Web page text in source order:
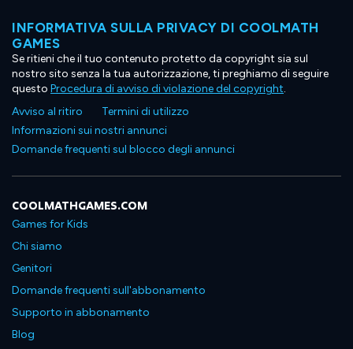
INFORMATIVA SULLA PRIVACY DI COOLMATH
GAMES
Se ritieni che il tuo contenuto protetto da copyright sia sul
nostro sito senza la tua autorizzazione, ti preghiamo di seguire
questo Procedura di avviso di violazione del copyright.
Avviso al ritiro
Termini di utilizzo
Informazioni sui nostri annunci
Domande frequenti sul blocco degli annunci
COOLMATHGAMES.COM
Games for Kids
Chi siamo
Genitori
Domande frequenti sull'abbonamento
Supporto in abbonamento
Blog